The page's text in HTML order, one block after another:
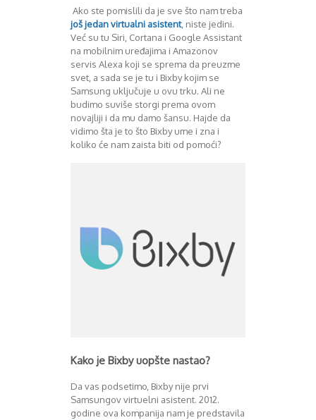
Pitamo stručnjake
Prikaz modela
Samsung
Upoređivanje modela
Windows Phone
Zanimljivosti
Decembar 2012
Januar 2013
Februar 2013
Mart 2013
Maj 2013
Juni 2013
Juli 2013
August 2013
Septembar 2013
Mart 2014
April 2014
Maj 2014
Januar 2015
Februar 2015
Ako ste pomislili da je sve što nam treba
još jedan virtualni asistent, niste jedini.
Već su tu Siri, Cortana i Google Assistant
na mobilnim uređajima i Amazonov
servis Alexa koji se sprema da preuzme
svet, a sada se je tu i Bixby kojim se
Samsung uključuje u ovu trku. Ali ne
budimo suviše storgi prema ovom
novajliji i da mu damo šansu. Hajde da
vidimo šta je to što Bixby ume i zna i
koliko će nam zaista biti od pomoći?
Kako je Bixby uopšte nastao?
Da vas podsetimo, Bixby nije prvi
Samsungov virtuelni asistent. 2012.
godine ova kompanija nam je predstavila